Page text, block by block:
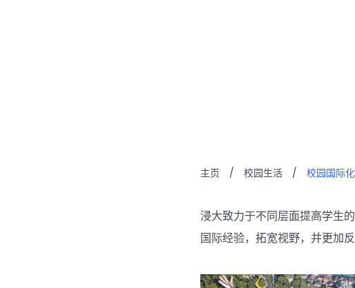
主页 / 校园生活 / 校园国际化
浸大致力于不同层面提高学生
国际经验，拓宽视野，并更加